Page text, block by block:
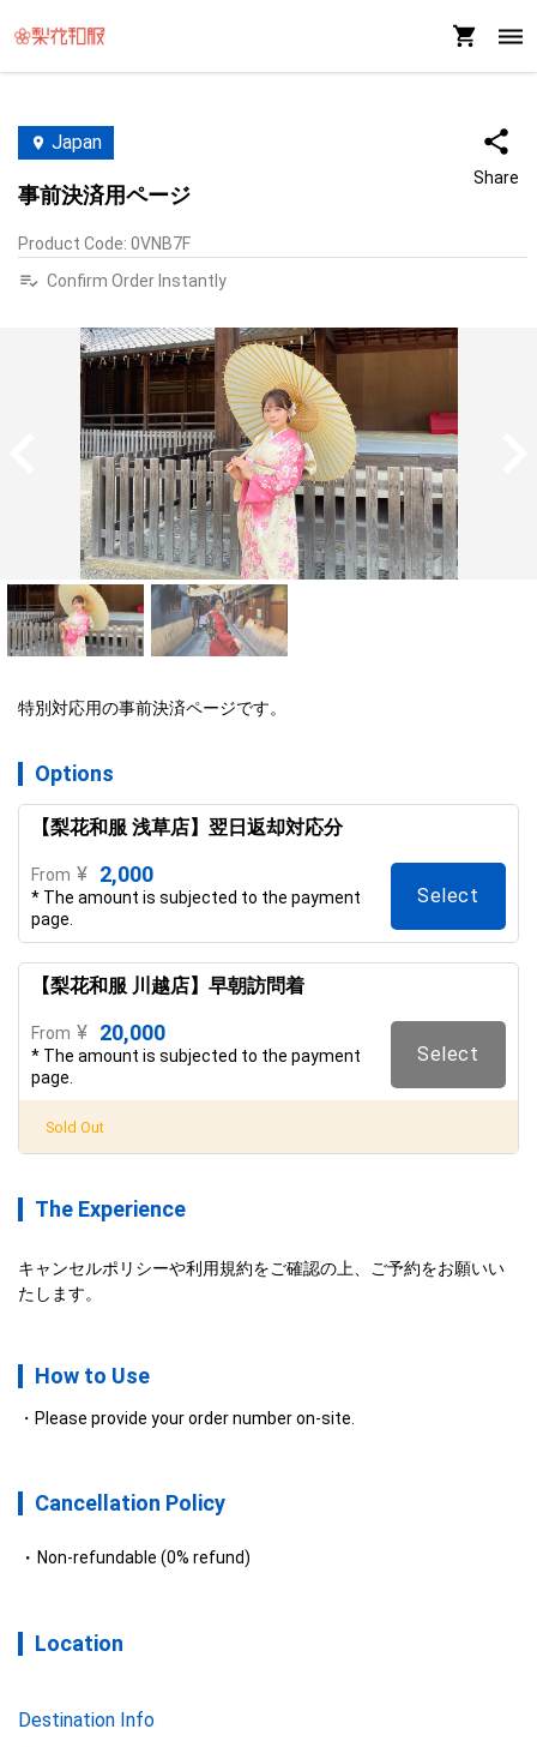
Japan
事前決済用ページ
Share
Product Code: 0VNB7F
Confirm Order Instantly
特別対応用の事前決済ページです。
Options
【梨花和服 浅草店】翌日返却対応分
From ¥ 2,000
* The amount is subjected to the payment
page.
Select
【梨花和服 川越店】早朝訪問着
From ¥ 20,000
* The amount is subjected to the payment
page.
Select
Sold Out
The Experience
キャンセルポリシーや利用規約をご確認の上、ご予約をお願いい
たします。
How to Use
Please provide your order number on-site.
Cancellation Policy
Non-refundable (0% refund)
Location
Destination Info